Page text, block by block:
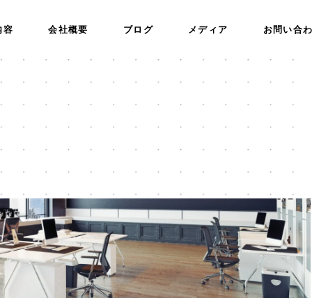
容 会社概要 ブログ メディア お問い合